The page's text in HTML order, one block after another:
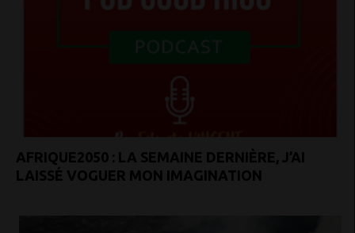
AFRIQUE2050 : LA SEMAINE DERNIÈRE, J’AI
LAISSÉ VOGUER MON IMAGINATION